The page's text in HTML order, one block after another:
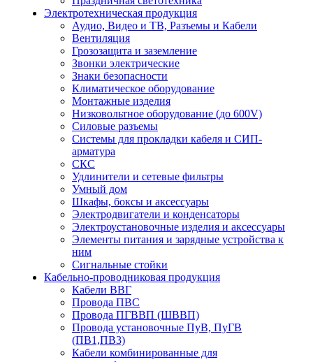
Электротехническая продукция
Аудио, Видео и ТВ, Разъемы и Кабели
Вентиляция
Грозозащита и заземление
Звонки электрические
Знаки безопасности
Климатическое оборудование
Монтажные изделия
Низковольтное оборудование (до 600V)
Силовые разъемы
Системы для прокладки кабеля и СИП-
арматура
СКС
Удлинители и сетевые фильтры
Умный дом
Шкафы, боксы и аксессуары
Электродвигатели и конденсаторы
Электроустановочные изделия и аксессуары
Элементы питания и зарядные устройства к
ним
Сигнальные стойки
Кабельно-проводниковая продукция
Кабели ВВГ
Провода ПВС
Провода ПГВВП (ШВВП)
Провода установочные ПуВ, ПуГВ
(ПВ1,ПВ3)
Кабели комбинированные для